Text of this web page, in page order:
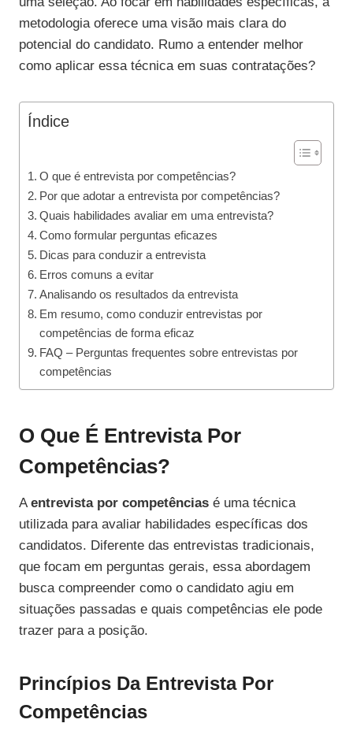
metodologia oferece uma visão mais clara do
potencial do candidato. Rumo a entender melhor
como aplicar essa técnica em suas contratações?
Índice
O que é entrevista por competências?
Por que adotar a entrevista por competências?
Quais habilidades avaliar em uma entrevista?
Como formular perguntas eficazes
Dicas para conduzir a entrevista
Erros comuns a evitar
Analisando os resultados da entrevista
Em resumo, como conduzir entrevistas por
competências de forma eficaz
FAQ – Perguntas frequentes sobre entrevistas por
competências
O Que É Entrevista Por
Competências?
Aentrevista por competências é uma técnica
utilizada para avaliar habilidades específicas dos
candidatos. Diferente das entrevistas tradicionais,
que focam em perguntas gerais, essa abordagem
busca compreender como o candidato agiu em
situações passadas e quais competências ele pode
trazer para a posição.
Princípios Da Entrevista Por
Competências